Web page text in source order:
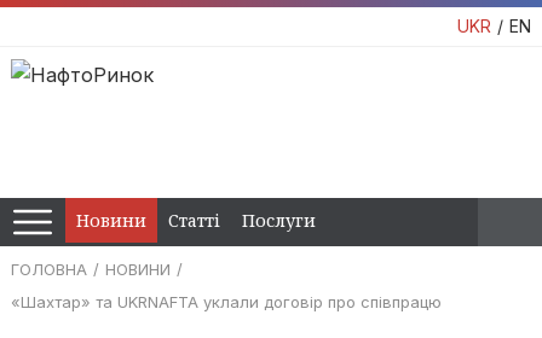
UKR EN
Новини Статті Послуги
ГОЛОВНА
НОВИНИ
«Шахтар» та UKRNAFTA уклали договір про співпрацю